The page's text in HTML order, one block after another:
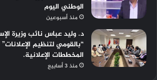
الوطني اليوم
منذ أسبوعين
د. وليد عباس نائب وزيرة
“بالقومي لتنظيم
المخططات الإعلانية.
منذ 3 أسابيع